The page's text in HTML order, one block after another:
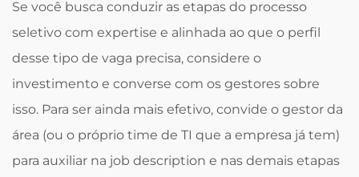
Se você busca conduzir as etapas do processo
seletivo com expertise e alinhada ao que o perfil
desse tipo de vaga precisa, considere o
investimento e converse com os gestores sobre
isso. Para ser ainda mais efetivo, convide o gestor da
área (ou o próprio time de TI que a empresa já tem)
para auxiliar na job description e nas demais etapas